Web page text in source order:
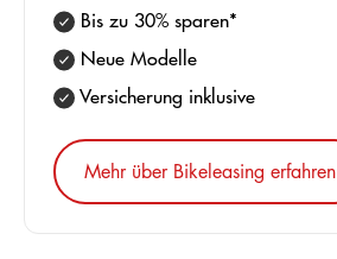
Bis zu 30% sparen*
Neue Modelle
Versicherung inklusive
Mehr über Bikeleasing erfahren